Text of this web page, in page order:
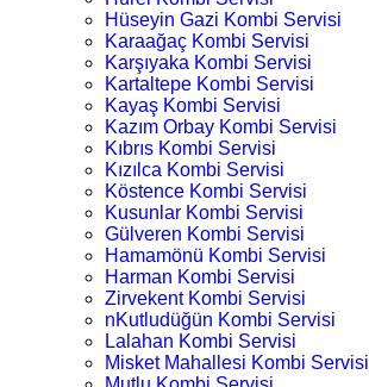
Hüseyin Gazi Kombi Servisi
Karaağaç Kombi Servisi
Karşıyaka Kombi Servisi
Kartaltepe Kombi Servisi
Kayaş Kombi Servisi
Kazım Orbay Kombi Servisi
Kıbrıs Kombi Servisi
Kızılca Kombi Servisi
Köstence Kombi Servisi
Kusunlar Kombi Servisi
Gülveren Kombi Servisi
Hamamönü Kombi Servisi
Harman Kombi Servisi
Zirvekent Kombi Servisi
nKutludüğün Kombi Servisi
Lalahan Kombi Servisi
Misket Mahallesi Kombi Servisi